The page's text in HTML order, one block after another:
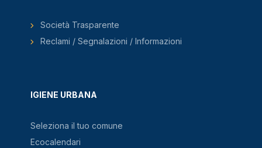
IGIENE URBANA
Seleziona il tuo comune
Ecocalendari
Società Trasparente
Reclami / Segnalazioni / Informazioni